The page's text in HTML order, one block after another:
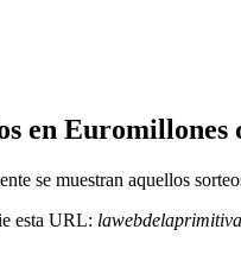
en Euromillones
se muestran aquellos
esta URL: